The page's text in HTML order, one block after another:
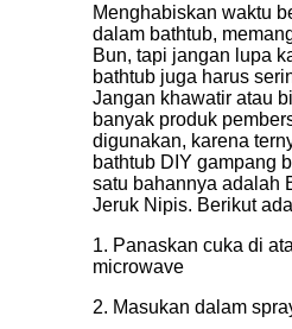
Menghabiskan waktu
dalam bathtub,
Bun, tapi jangan lupa
bathtub juga harus
Jangan khawatir atau
banyak produk
digunakan, karena
bathtub DIY gampang
satu bahannya adalah
Jeruk Nipis. Berikut
1. Panaskan cuka di
microwave
2. Masukan dalam